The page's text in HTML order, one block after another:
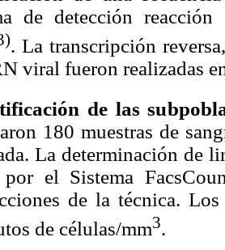
de detección
. La transcripción
viral fueron realizadas
de las
180 muestras de
La determinación de
el Sistema
de la técnica.
de células/mm3.